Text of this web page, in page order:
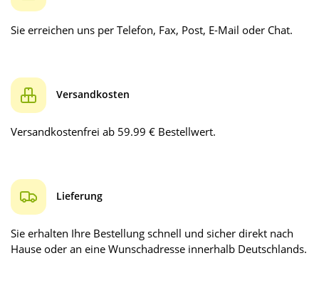
Sie erreichen uns per Telefon, Fax, Post, E-Mail oder Chat.
Versandkosten
Versandkostenfrei ab 59.99 € Bestellwert.
Lieferung
Sie erhalten Ihre Bestellung schnell und sicher direkt nach
Hause oder an eine Wunschadresse innerhalb Deutschlands.